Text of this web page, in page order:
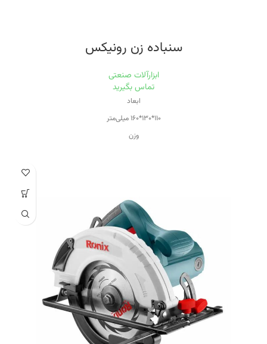
سنباده زن رونیکس
ابزارآلات صنعتی
تماس بگیرید
ابعاد
۱۱۰*۱۳۰*۱۶۰ میلی‌متر
وزن
ابعاد صفحه
۱۱۰*۱۰۰ سانتی‌متر
بازه سرعت
۱۰۰۱-۱۵۰۰ دور بر دقیقه